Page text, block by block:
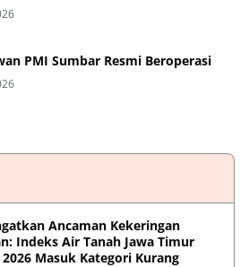
PMI Sumbar Resmi Beroperasi
Ancaman Kekeringan
Indeks Air Tanah Jawa Timur
Masuk Kategori Kurang